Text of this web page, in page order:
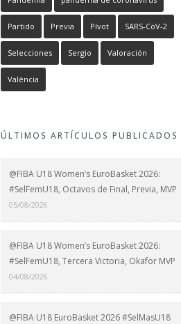
Partido Previa Pívot SARS-CoV-2
Selecciones Sergio Valoración
València
ÚLTIMOS ARTÍCULOS PUBLICADOS
@FIBA U18 Women’s EuroBasket 2026:
#SelFemU18, Octavos de Final, Previa, MVP
05/08/2026
@FIBA U18 Women’s EuroBasket 2026:
#SelFemU18, Tercera Victoria, Okafor MVP
04/08/2026
@FIBA U18 EuroBasket 2026 #SelMasU18